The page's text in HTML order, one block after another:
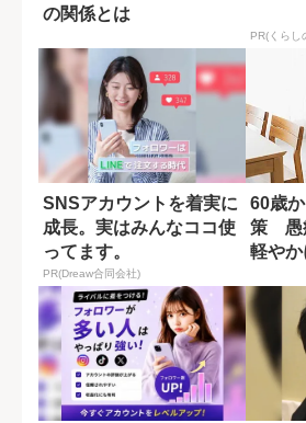
の関係とは
PR(くらし
SNSアカウントを着実に
成長。実はみんなココ使
ってます。
PR(Dreaw合同会社)
60歳
策 愚
軽や